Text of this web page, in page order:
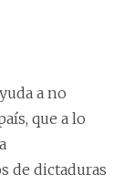
a no
que a lo
de dictaduras